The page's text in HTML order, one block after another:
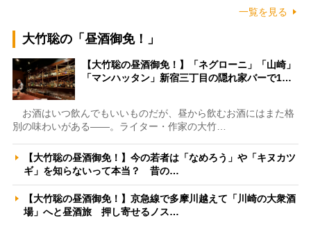
一覧を見る
大竹聡の「昼酒御免！」
【大竹聡の昼酒御免！】「ネグローニ」「山崎」
「マンハッタン」新宿三丁目の隠れ家バーで1…
お酒はいつ飲んでもいいものだが、昼から飲むお酒にはまた格
別の味わいがある――。ライター・作家の大竹…
【大竹聡の昼酒御免！】今の若者は「なめろう」や「キヌカツ
ギ」を知らないって本当？ 昔の…
【大竹聡の昼酒御免！】京急線で多摩川越えて「川崎の大衆酒
場」へと昼酒旅 押し寄せるノス…